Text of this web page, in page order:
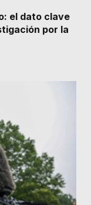
el dato clave
por la